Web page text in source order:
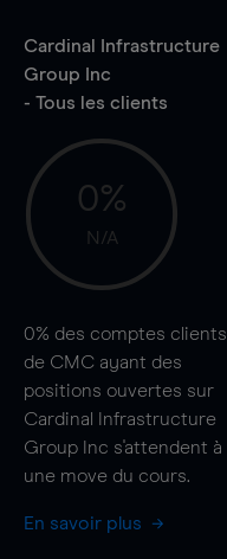
Cardinal Infrastructure
Group Inc
- Tous les clients
0%
N/A
0% des comptes clients
de CMC ayant des
positions ouvertes sur
Cardinal Infrastructure
Group Inc s'attendent à
une move du cours.
En savoir plus